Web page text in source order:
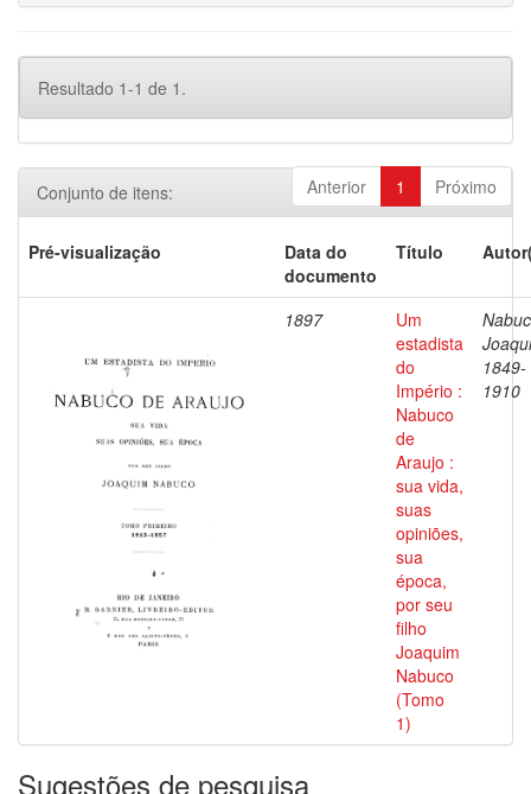
Resultado 1-1 de 1.
Anterior 1 Próximo
Conjunto de itens:
Pré-visualização
Data do
documento
Título
1897
Um
estadista
do
Império :
Nabuco
de
Araujo :
sua vida,
suas
opiniões,
sua
época,
por seu
filho
Joaquim
Nabuco
(Tomo
1)
1849-
1910
Sugestões de pesquisa